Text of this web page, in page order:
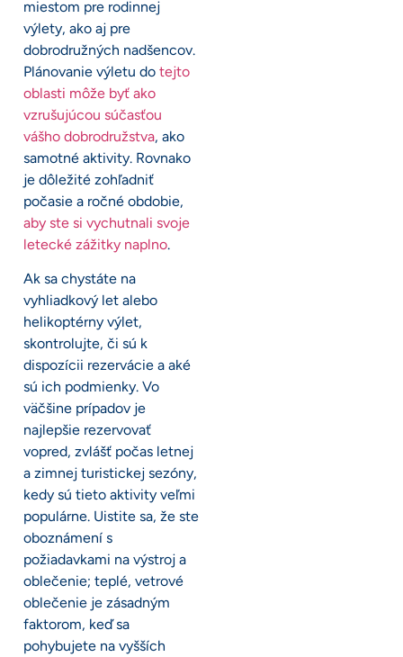
miestom pre rodinnej
výlety, ako aj pre
dobrodružných nadšencov.
Plánovanie výletu do tejto
oblasti môže byť ako
vzrušujúcou súčasťou
vášho dobrodružstva, ako
samotné aktivity. Rovnako
je dôležité zohľadniť
počasie a ročné obdobie,
aby ste si vychutnali svoje
letecké zážitky naplno.
Ak sa chystáte na
vyhliadkový let alebo
helikoptérny výlet,
skontrolujte, či sú k
dispozícii rezervácie a aké
sú ich podmienky. Vo
väčšine prípadov je
najlepšie rezervovať
vopred, zvlášť počas letnej
a zimnej turistickej sezóny,
kedy sú tieto aktivity veľmi
populárne. Uistite sa, že ste
oboznámení s
požiadavkami na výstroj a
oblečenie; teplé, vetrové
oblečenie je zásadným
faktorom, keď sa
pohybujete na vyšších